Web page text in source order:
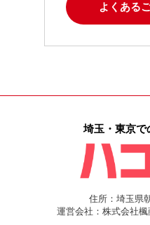
よくある
埼玉・東京で
住所：埼玉県
運営会社：株式会社